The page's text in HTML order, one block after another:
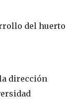
del huerto
dirección